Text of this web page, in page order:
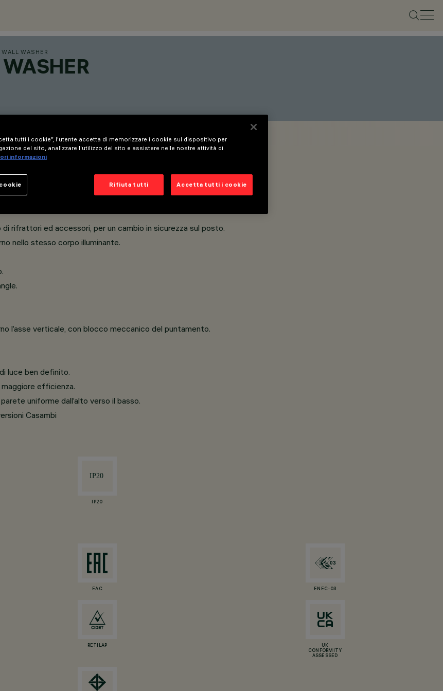
WASHER
rifrattori ed accessori, per un cambio in sicurezza sul posto.
nello stesso corpo illuminante.
l’asse verticale, con blocco meccanico del puntamento.
luce ben definito.
efficienza.
uniforme dall’alto verso il basso.
Casambi
IP20
EAC ENEC-03
RETILAP
UK
CONFORMITY
ASSESSED
tutti i cookie”, l'utente accetta di memorizzare i cookie sul dispositivo per
del sito, analizzare l'utilizzo del sito e assistere nelle nostre attività di
informazioni
Rifiuta tutti Accetta tutti i cookie